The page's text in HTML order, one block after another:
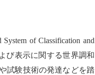
of Classification and
び表示に関する世界調和
試験技術の発達などを踏